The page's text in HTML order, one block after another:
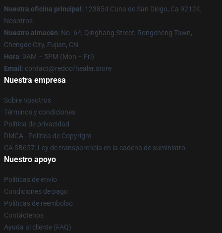
Nuestra oficina principal : 123854 Cuna de San Diego, Ca 92124,
Nosotros
Nuestro almacén: No. 64, Qinghang Street, Rongcheng Town,
Chengde City, Fujian, CN
Hora: 9AM – 5PM (Mon – Fri)
Email : contact@redoofhealer.store
Nuestra empresa
Sobre nosotros
Términos y condiciones
Política de privacidad
DMCA - Política de Copyright
CA SB657: Ley de transparencia en la cadena de suministro
Nuestro apoyo
Políticas de envío
Condiciones de pago
Políticas de reembolso
Contáctenos
Ayuda al cliente (FAQ)